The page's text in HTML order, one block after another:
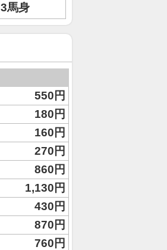
3馬身
550円
180円
160円
270円
860円
1,130円
430円
870円
760円